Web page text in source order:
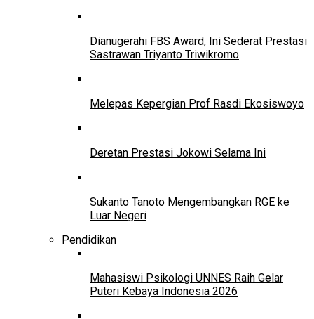
Dianugerahi FBS Award, Ini Sederat Prestasi
Sastrawan Triyanto Triwikromo
Melepas Kepergian Prof Rasdi Ekosiswoyo
Deretan Prestasi Jokowi Selama Ini
Sukanto Tanoto Mengembangkan RGE ke
Luar Negeri
Pendidikan
Mahasiswi Psikologi UNNES Raih Gelar
Puteri Kebaya Indonesia 2026